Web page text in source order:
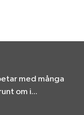
med många
om i...